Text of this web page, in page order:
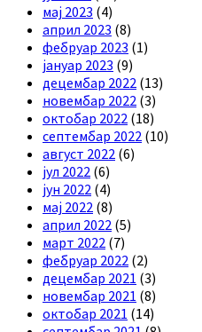
мај 2023 (4)
април 2023 (8)
фебруар 2023 (1)
јануар 2023 (9)
децембар 2022 (13)
новембар 2022 (3)
октобар 2022 (18)
септембар 2022 (10)
август 2022 (6)
јул 2022 (6)
јун 2022 (4)
мај 2022 (8)
април 2022 (5)
март 2022 (7)
фебруар 2022 (2)
децембар 2021 (3)
новембар 2021 (8)
октобар 2021 (14)